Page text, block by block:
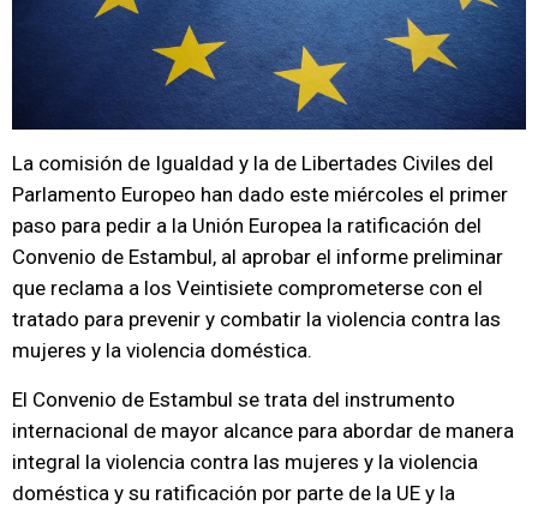
La comisión de Igualdad y la de Libertades Civiles del
Parlamento Europeo han dado este miércoles el primer
paso para pedir a la Unión Europea la ratificación del
Convenio de Estambul, al aprobar el informe preliminar
que reclama a los Veintisiete comprometerse con el
tratado para prevenir y combatir la violencia contra las
mujeres y la violencia doméstica.
El Convenio de Estambul se trata del instrumento
internacional de mayor alcance para abordar de manera
integral la violencia contra las mujeres y la violencia
doméstica y su ratificación por parte de la UE y la